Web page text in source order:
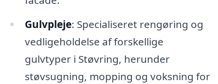
Gulvpleje: Specialiseret rengøring og
vedligeholdelse af forskellige
gulvtyper i Støvring, herunder
støvsugning, mopping og voksning for